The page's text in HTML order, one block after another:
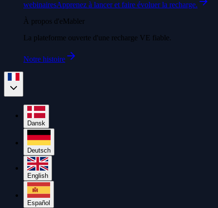
webinairesApprenez à lancer et faire évoluer la recharge.
À propos d'eMabler
La plateforme ouverte d'une recharge VE fiable.
Notre histoire
Dansk
Deutsch
English
Español